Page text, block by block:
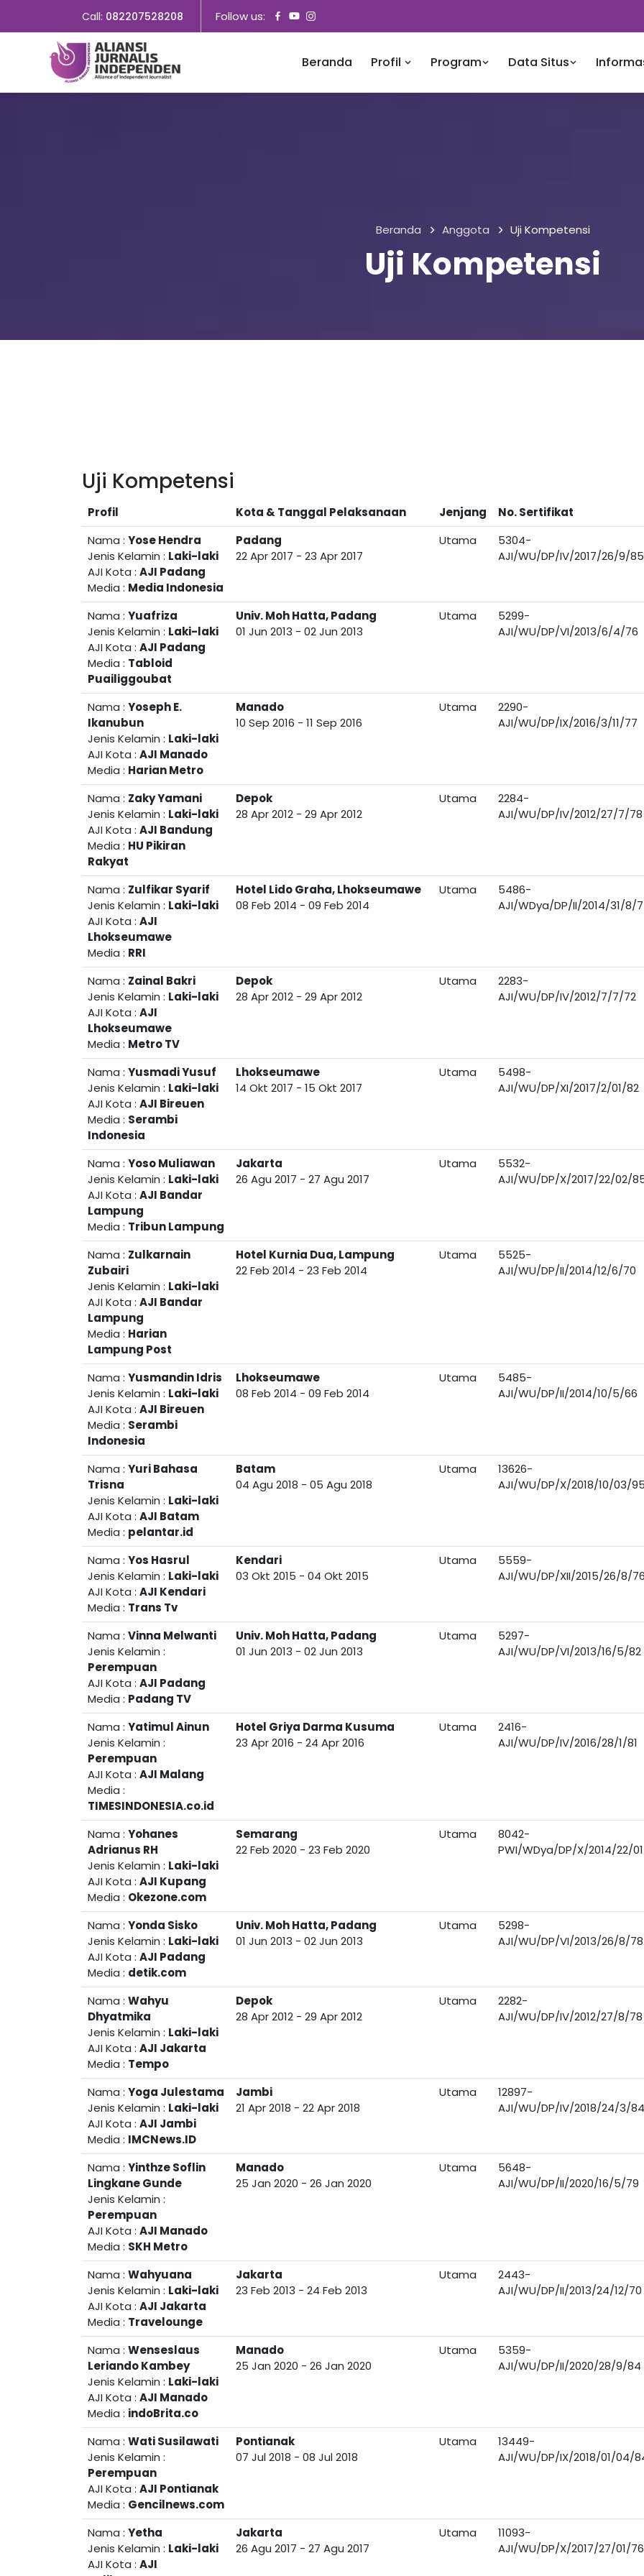
Call: 082207528208 Follow us:
Beranda Profil Program Data Situs
Beranda Anggota Uji Kompetensi
Uji Kompetensi
Uji Kompetensi
Profil Kota & Tanggal Pelaksanaan Jenjang
No. Sertifikat
Nama : Yose Hendra
Jenis Kelamin : Laki-laki
AJI Kota : AJI Padang
Media : Media Indonesia
Padang
22 Apr 2017 - 23 Apr 2017
Utama
5304-
AJI/WU/DP/IV/2017/26/9/85
Nama : Yuafriza
Jenis Kelamin : Laki-laki
AJI Kota : AJI Padang
Media : Tabloid
Puailiggoubat
Univ. Moh Hatta, Padang
01 Jun 2013 - 02 Jun 2013
Utama
5299-
AJI/WU/DP/VI/2013/6/4/76
Nama : Yoseph E.
Ikanubun
Jenis Kelamin : Laki-laki
AJI Kota : AJI Manado
Media : Harian Metro
Manado
10 Sep 2016 - 11 Sep 2016
Utama
2290-
AJI/WU/DP/IX/2016/3/11/77
Nama : Zaky Yamani
Jenis Kelamin : Laki-laki
AJI Kota : AJI Bandung
Media : HU Pikiran
Rakyat
Depok
28 Apr 2012 - 29 Apr 2012
Utama
2284-
AJI/WU/DP/IV/2012/27/7/78
Nama : Zulfikar Syarif
Jenis Kelamin : Laki-laki
AJI Kota : AJI
Lhokseumawe
Media : RRI
Hotel Lido Graha, Lhokseumawe
08 Feb 2014 - 09 Feb 2014
Utama
5486-
AJI/WDya/DP/II/2014/31/8/
Nama : Zainal Bakri
Jenis Kelamin : Laki-laki
AJI Kota : AJI
Lhokseumawe
Media : Metro TV
Depok
28 Apr 2012 - 29 Apr 2012
Utama
2283-
AJI/WU/DP/IV/2012/7/7/72
Nama : Yusmadi Yusuf
Jenis Kelamin : Laki-laki
AJI Kota : AJI Bireuen
Media : Serambi
Indonesia
Lhokseumawe
14 Okt 2017 - 15 Okt 2017
Utama
5498-
AJI/WU/DP/XI/2017/2/01/82
Nama : Yoso Muliawan
Jenis Kelamin : Laki-laki
AJI Kota : AJI Bandar
Lampung
Media : Tribun Lampung
Jakarta
26 Agu 2017 - 27 Agu 2017
Utama
5532-
AJI/WU/DP/X/2017/22/02/
Nama : Zulkarnain
Zubairi
Jenis Kelamin : Laki-laki
AJI Kota : AJI Bandar
Lampung
Media : Harian
Lampung Post
Hotel Kurnia Dua, Lampung
22 Feb 2014 - 23 Feb 2014
Utama
5525-
AJI/WU/DP/II/2014/12/6/70
Nama : Yusmandin Idris
Jenis Kelamin : Laki-laki
AJI Kota : AJI Bireuen
Media : Serambi
Indonesia
Lhokseumawe
08 Feb 2014 - 09 Feb 2014
Utama
5485-
AJI/WU/DP/II/2014/10/5/66
Nama : Yuri Bahasa
Trisna
Jenis Kelamin : Laki-laki
AJI Kota : AJI Batam
Media : pelantar.id
Batam
04 Agu 2018 - 05 Agu 2018
Utama
13626-
AJI/WU/DP/X/2018/10/03/
Nama : Yos Hasrul
Jenis Kelamin : Laki-laki
AJI Kota : AJI Kendari
Media : Trans Tv
Kendari
03 Okt 2015 - 04 Okt 2015
Utama
5559-
AJI/WU/DP/XII/2015/26/8/
Nama : Vinna Melwanti
Jenis Kelamin :
Perempuan
AJI Kota : AJI Padang
Media : Padang TV
Univ. Moh Hatta, Padang
01 Jun 2013 - 02 Jun 2013
Utama
5297-
AJI/WU/DP/VI/2013/16/5/82
Nama : Yatimul Ainun
Jenis Kelamin :
Perempuan
AJI Kota : AJI Malang
Media :
TIMESINDONESIA.co.id
Hotel Griya Darma Kusuma
23 Apr 2016 - 24 Apr 2016
Utama
2416-
AJI/WU/DP/IV/2016/28/1/81
Nama : Yohanes
Adrianus RH
Jenis Kelamin : Laki-laki
AJI Kota : AJI Kupang
Media : Okezone.com
Semarang
22 Feb 2020 - 23 Feb 2020
Utama
8042-
PWI/WDya/DP/X/2014/22/
Nama : Yonda Sisko
Jenis Kelamin : Laki-laki
AJI Kota : AJI Padang
Media : detik.com
Univ. Moh Hatta, Padang
01 Jun 2013 - 02 Jun 2013
Utama
5298-
AJI/WU/DP/VI/2013/26/8/78
Nama : Wahyu
Dhyatmika
Jenis Kelamin : Laki-laki
AJI Kota : AJI Jakarta
Media : Tempo
Depok
28 Apr 2012 - 29 Apr 2012
Utama
2282-
AJI/WU/DP/IV/2012/27/8/78
Nama : Yoga Julestama
Jenis Kelamin : Laki-laki
AJI Kota : AJI Jambi
Media : IMCNews.ID
Jambi
21 Apr 2018 - 22 Apr 2018
Utama
12897-
AJI/WU/DP/IV/2018/24/3/84
Nama : Yinthze Soflin
Lingkane Gunde
Jenis Kelamin :
Perempuan
AJI Kota : AJI Manado
Media : SKH Metro
Manado
25 Jan 2020 - 26 Jan 2020
Utama
5648-
AJI/WU/DP/II/2020/16/5/79
Nama : Wahyuana
Jenis Kelamin : Laki-laki
AJI Kota : AJI Jakarta
Media : Travelounge
Jakarta
23 Feb 2013 - 24 Feb 2013
Utama
2443-
AJI/WU/DP/II/2013/24/12/70
Nama : Wenseslaus
Leriando Kambey
Jenis Kelamin : Laki-laki
AJI Kota : AJI Manado
Media : indoBrita.co
Manado
25 Jan 2020 - 26 Jan 2020
Utama
5359-
AJI/WU/DP/II/2020/28/9/84
Nama : Wati Susilawati
Jenis Kelamin :
Perempuan
AJI Kota : AJI Pontianak
Media : Gencilnews.com
Pontianak
07 Jul 2018 - 08 Jul 2018
Utama
13449-
AJI/WU/DP/IX/2018/01/04/
Nama : Yetha
Jenis Kelamin : Laki-laki
AJI Kota : AJI
Jakarta
26 Agu 2017 - 27 Agu 2017
Utama
11093-
AJI/WU/DP/X/2017/27/01/76